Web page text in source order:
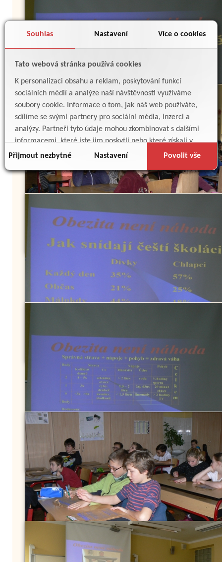
Souhlas Nastavení Více o cookies
Tato webová stránka používá cookies
K personalizaci obsahu a reklam, poskytování funkcí
sociálních médií a analýze naší návštěvnosti využíváme
soubory cookie. Informace o tom, jak náš web používáte,
sdílíme se svými partnery pro sociální média, inzerci a
analýzy. Partneři tyto údaje mohou zkombinovat s dalšími
informacemi, které jste jim poskytli nebo které získali v
důsledku toho, že používáte jejich služby.
Přijmout nezbytné Nastavení Povolit vše